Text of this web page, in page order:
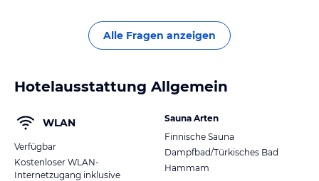
Alle Fragen anzeigen
Hotelausstattung Allgemein
WLAN
Verfügbar
Kostenloser WLAN-
Internetzugang inklusive
Sauna Arten
Finnische Sauna
Dampfbad/Türkisches Bad
Hammam